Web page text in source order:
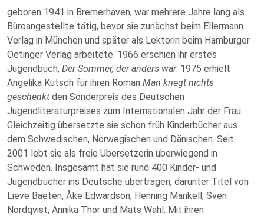
geboren 1941 in Bremerhaven, war mehrere Jahre lang als
Büroangestellte tätig, bevor sie zunächst beim Ellermann
Verlag in München und später als Lektorin beim Hamburger
Oetinger Verlag arbeitete. 1966 erschien ihr erstes
Jugendbuch, Der Sommer, der anders war. 1975 erhielt
Angelika Kutsch für ihren Roman Man kriegt nichts
geschenkt den Sonderpreis des Deutschen
Jugendliteraturpreises zum Internationalen Jahr der Frau.
Gleichzeitig übersetzte sie schon früh Kinderbücher aus
dem Schwedischen, Norwegischen und Dänischen. Seit
2001 lebt sie als freie Übersetzerin überwiegend in
Schweden. Insgesamt hat sie rund 400 Kinder- und
Jugendbücher ins Deutsche übertragen, darunter Titel von
Lieve Baeten, Åke Edwardson, Henning Mankell, Sven
Nordqvist, Annika Thor und Mats Wahl. Mit ihren